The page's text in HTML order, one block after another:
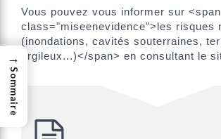
Vous pouvez vous informer sur <span
class="miseenevidence">les risques
(inondations, cavités souterraines,
argileux...)</span> en consultant le
→
Sommaire